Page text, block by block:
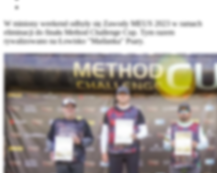
W miniony weekend odbyły się Zawody MEUS 2023 w ramach
eliminacji do finału Method Challenge Cup. Tym razem
rywalizowano na Łowisko "Maślanka" Psary.